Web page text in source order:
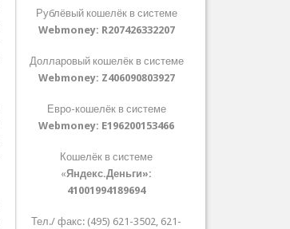
Рублёвый кошелёк в системе
Webmoney: R207426332207
Долларовый кошелёк в системе
Webmoney: Z406090803927
Евро-кошелёк в системе
Webmoney: E196200153466
Кошелёк в системе
«Яндекс.Деньги»:
41001994189694
Тел./ факс: (495) 621-3502, 621-